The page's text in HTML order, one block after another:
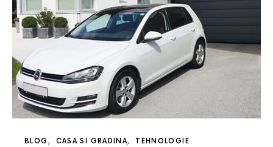
BLOG CASA SI GRADINA TEHNOLOGIE